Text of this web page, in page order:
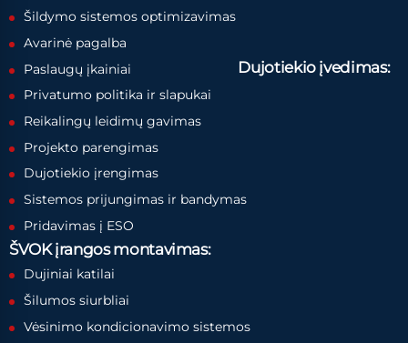
Šildymo sistemos optimizavimas
Avarinė pagalba
Paslaugų įkainiai
Privatumo politika ir slapukai
Dujotiekio įvedimas:
Reikalingų leidimų gavimas
Projekto parengimas
Dujotiekio įrengimas
Sistemos prijungimas ir bandymas
Pridavimas į ESO
ŠVOK įrangos montavimas:
Dujiniai katilai
Šilumos siurbliai
Vėsinimo kondicionavimo sistemos